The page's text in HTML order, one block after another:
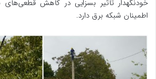
خودنگهدار تاثیر بسزایی در کاهش قطعی‌های
اطمینان شبکه برق دارد.